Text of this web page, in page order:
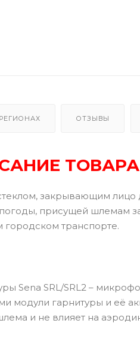
ОТЗЫВЫ
ТОВАРА
закрывающим
присущей шлемам
городском транспорте.
Sena SRL/SRL2 –
модули гарнитуры и её
и не влияет на